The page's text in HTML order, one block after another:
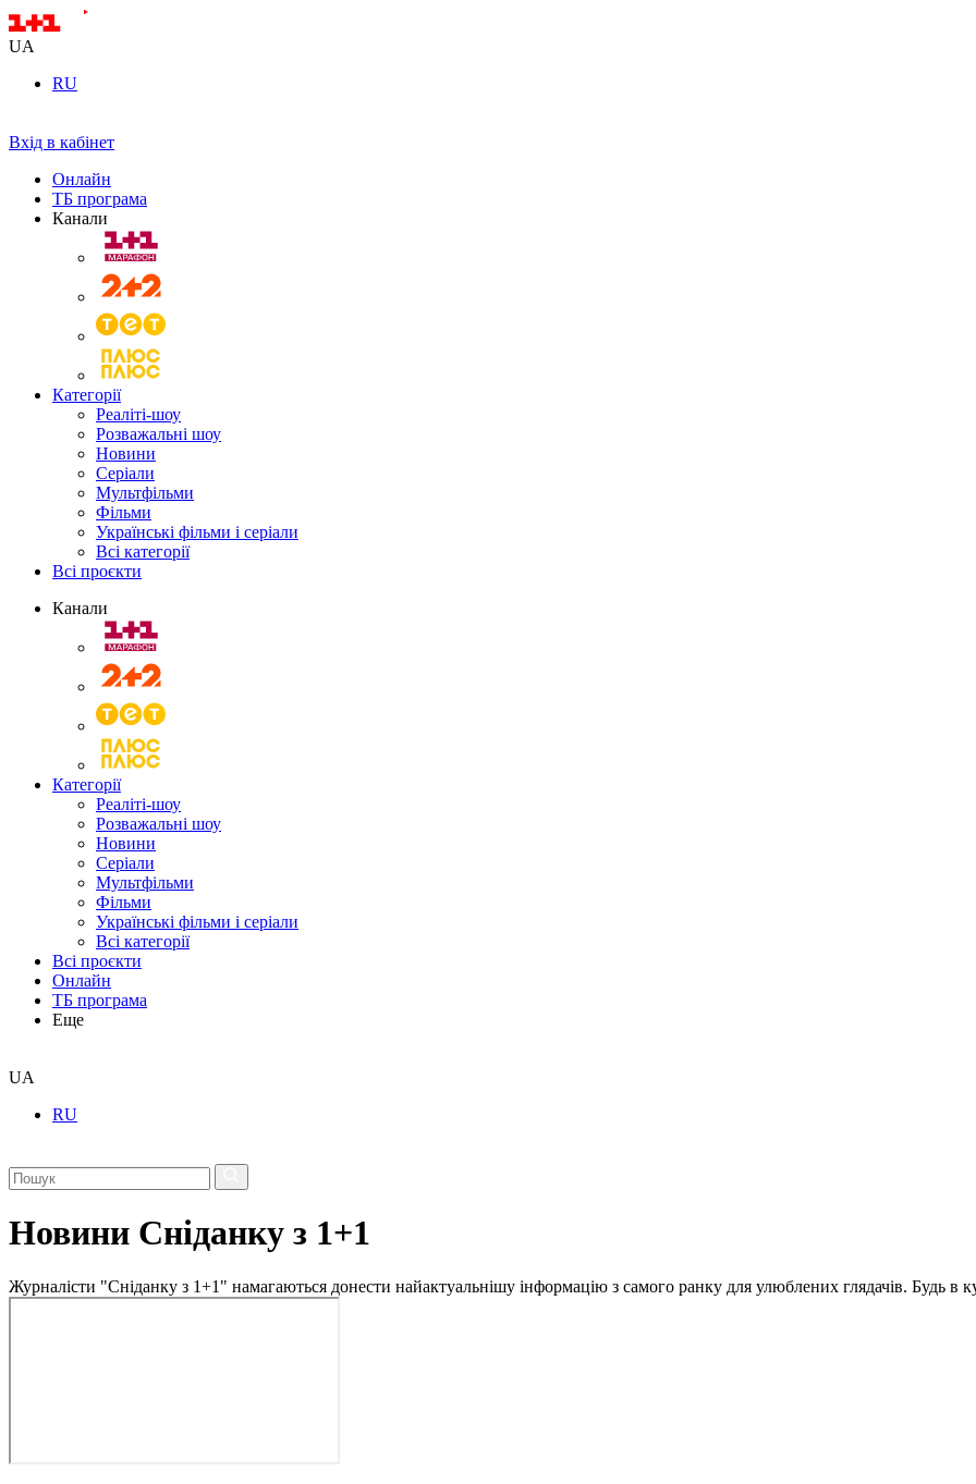
UA
RU
Вхід в кабінет
Онлайн
ТБ програма
Канали
Категорії
Реаліті-шоу
Розважальні шоу
Новини
Серіали
Мультфільми
Фільми
Українські фільми і серіали
Всі категорії
Всі проєкти
Канали
Категорії
Реаліті-шоу
Розважальні шоу
Новини
Серіали
Мультфільми
Фільми
Українські фільми і серіали
Всі категорії
Всі проєкти
Онлайн
ТБ програма
Еще
UA
RU
Новини Сніданку з 1+1
Журналісти "Сніданку з 1+1" намагаються донести найактуальнішу інформацію з самого ранку для улюблених глядачів. Будь в